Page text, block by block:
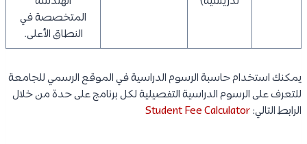
المتخصصة في
النطاق الأعلى.
يمكنك استخدام حاسبة الرسوم الدراسية في الموقع الرسمي للجامعة
للتعرف على الرسوم الدراسية التفصيلية لكل برنامج على حدة من خلال
الرابط التالي:Student Fee Calculator